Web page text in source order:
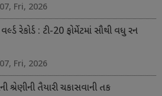
Fri, 2026
રેકોર્ડ : ટી-20 ફોર્મેટમાં સૌથી વધુ રન
Fri, 2026
શ્રેણીની તૈયારી ચકાસવાની તક